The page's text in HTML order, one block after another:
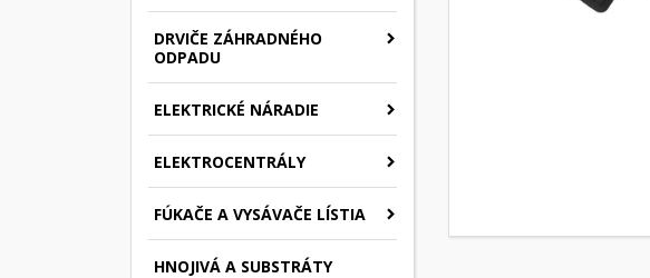
DRVIČE ZÁHRADNÉHO
ODPADU
ELEKTRICKÉ NÁRADIE
ELEKTROCENTRÁLY
FÚKAČE A VYSÁVAČE LÍSTIA
HNOJIVÁ A SUBSTRÁTY